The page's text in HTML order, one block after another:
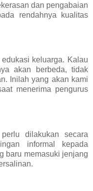
dan pengabaian
rendahnya kualitas
keluarga. Kalau
akan berbeda, tidak
Inilah yang akan kami
menerima pengurus
dilakukan secara
informal kepada
baru memasuki jenjang